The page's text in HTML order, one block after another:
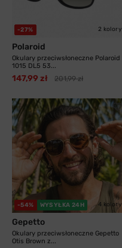
-27% 2 kolory
Polaroid
Okulary przeciwsłoneczne Polaroid
1015 DL5 53...
147,99 zł 201,99 zł
-54% WYSYŁKA 24H 4 kolory
Gepetto
Okulary przeciwsłoneczne Gepetto
Otis Brown z...